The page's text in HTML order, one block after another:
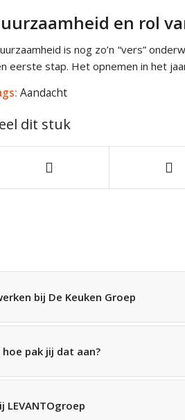
en rol
is nog zo’n “vers”
eerste stap. Het opnemen in het
Aandacht
dit stuk
bij De Keuken Groep
pak jij dat aan?
LEVANTOgroep